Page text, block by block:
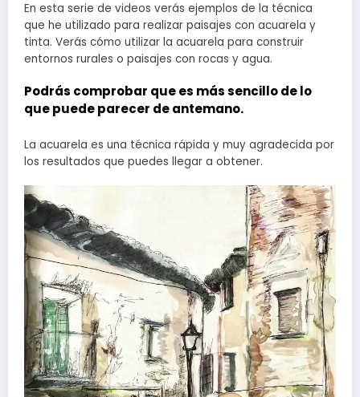
En esta serie de videos verás ejemplos de la técnica
que he utilizado para realizar paisajes con acuarela y
tinta. Verás cómo utilizar la acuarela para construir
entornos rurales o paisajes con rocas y agua.
Podrás comprobar que es más sencillo de lo
que puede parecer de antemano.
La acuarela es una técnica rápida y muy agradecida por
los resultados que puedes llegar a obtener.